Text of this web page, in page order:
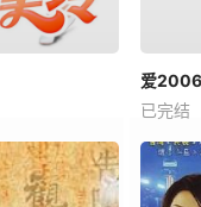
爱2006
已完结